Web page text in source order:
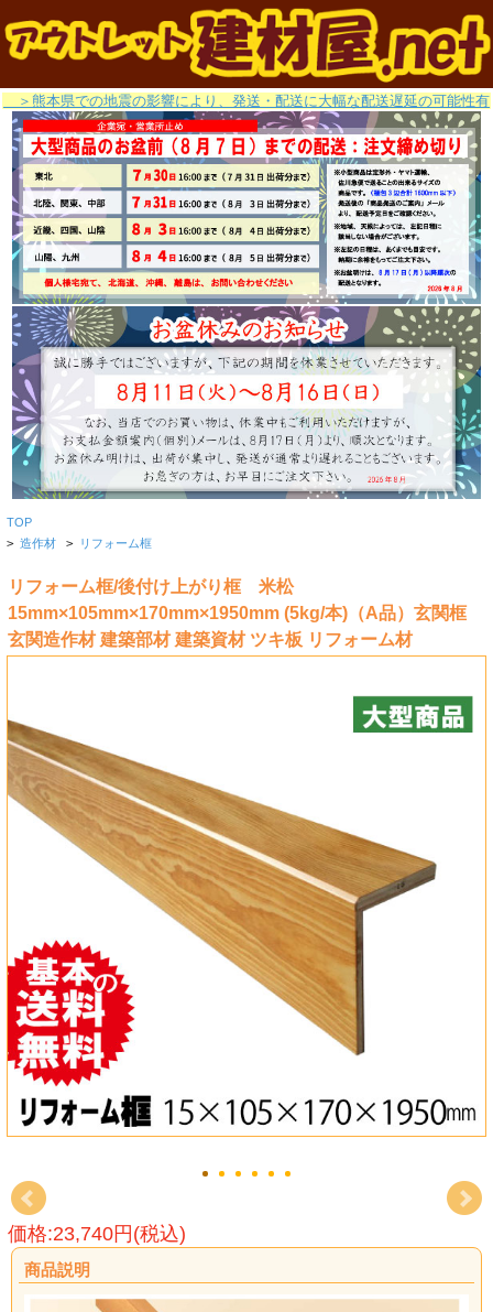
＞熊本県での地震の影響により、発送・配送に大幅な配送遅延の可能性有
TOP
> 造作材 > リフォーム框
リフォーム框/後付け上がり框 米松
15mm×105mm×170mm×1950mm (5kg/本)（A品）玄関框
玄関造作材 建築部材 建築資材 ツキ板 リフォーム材
価格:23,740円(税込)
商品説明